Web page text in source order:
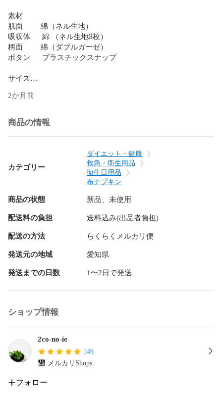
素材
肌面         綿（ネル生地）
吸収体      綿 （ネル生地3枚）
柄面         綿（ダブルガーゼ）
ボタン      プラスチックスナップ
サイズ
横  約17cm （閉じた状態　約7cm）
生地にみられる黒や茶色っぽいつぶつぶは無漂白の生地の特
性（綿カス）です(*^^*)
翌日発送を心がけていますが遅れる場合がありますので、そ
の際はご連絡させて頂きます。
✳︎  洗濯時の縮みを少なくするためネル生地とダブルガーゼは
水通ししてあります。
✳︎  型崩れを少なくするために布目に沿って裁断しています。
✳︎  縫い目のゴワつきを抑えるため余分な縫い代はカットして
います。
よろしくお願いします♪♪♪
ーーーーーーーーーーーーーーーーーーーー
nicoco布ナプキン
布ナプキン
布ライナー
温活
2coの家
2か月前
商品の情報
カテゴリー
ダイエット・健康
救急・衛生用品
衛生日用品
布ナプキン
商品の状態 新品、未使用
配送料の負担 送料込み(出品者負担)
配送の方法 らくらくメルカリ便
発送元の地域 愛知県
発送までの日数 1〜2日で発送
ショップ情報
2co-no-ie
149
メルカリShops
フォロー